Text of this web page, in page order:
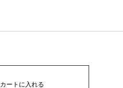
カートに入れる